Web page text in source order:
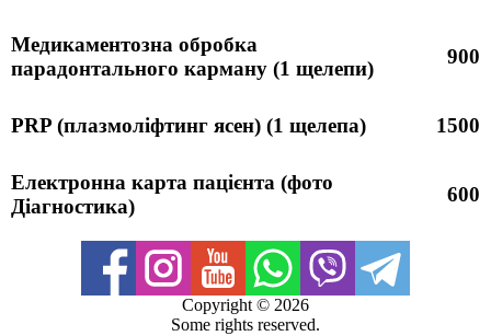
Медикаментозна обробка
парадонтального карману (1 щелепи)
900
PRP (плазмоліфтинг ясен) (1 щелепа) 1500
Електронна карта пацієнта (фото
Діагностика)
600
Copyright © 2026
Some rights reserved.